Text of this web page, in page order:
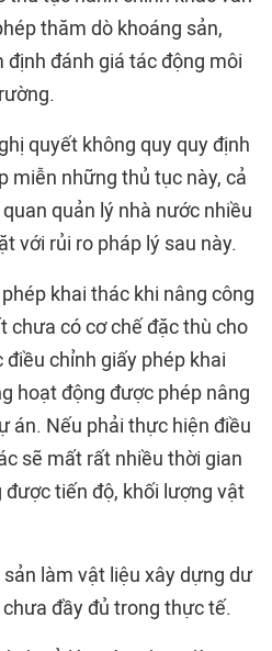
thăm dò khoáng sản,
đánh giá tác động môi
quyết không quy quy định
miễn những thủ tục này, cả
quản lý nhà nước nhiều
với rủi ro pháp lý sau này.
khai thác khi nâng công
chưa có cơ chế đặc thù cho
chỉnh giấy phép khai
hoạt động được phép nâng
án. Nếu phải thực hiện điều
sẽ mất rất nhiều thời gian
tiến độ, khối lượng vật
làm vật liệu xây dựng dư
đầy đủ trong thực tế.